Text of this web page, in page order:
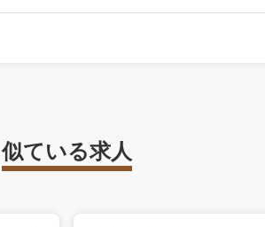
似ている求人